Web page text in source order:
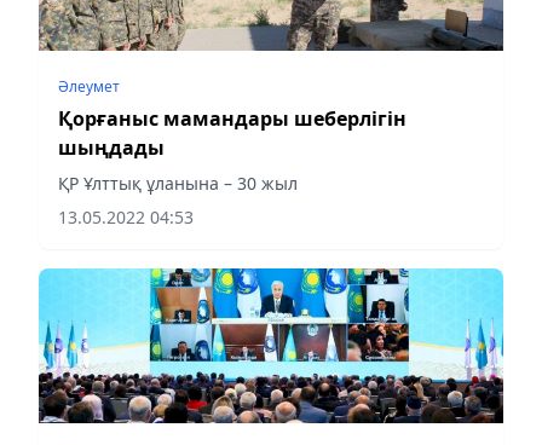
Әлеумет
Қорғаныс мамандары шеберлігін
шыңдады
ҚР Ұлттық ұланына – 30 жыл
13.05.2022 04:53